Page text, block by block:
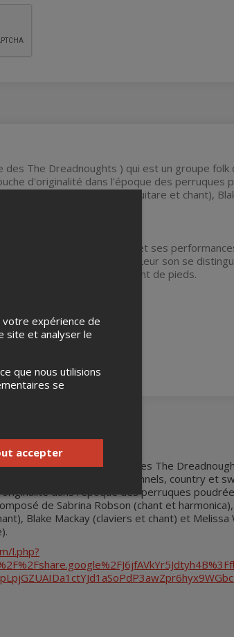
The Dreadnoughts ) qui est un groupe folk
d'originalité dans l'époque des perruques
Conrad Shynkar (guitare et chant),
pour son énergie brute et ses
country, rock et blues. Leur son se
à la danse et au tapement de pieds.
& Jaggs
& Jaggs ( avec un membre des The
mêle avec brio airs traditionnels, country et
dans l'époque des perruques
de Sabrina Robson (chant et
Blake Mackay (claviers et chant) et Melissa
l.php?
votre expérience de
site et analyser le
que nous utilisions
se
accepter